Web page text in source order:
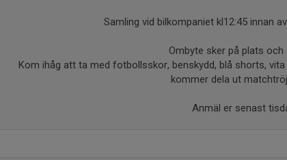
Samling vid bilkompaniet kl12:45 innan
Ombyte sker på plats och
Kom ihåg att ta med fotbollsskor, benskydd, blå shorts,
kommer dela ut
Anmäl er senast